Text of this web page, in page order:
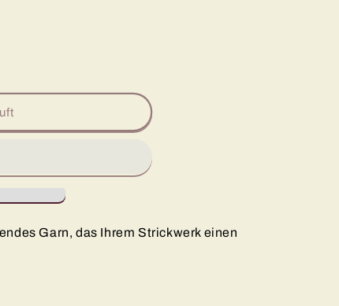
Garn, das Ihrem Strickwerk einen